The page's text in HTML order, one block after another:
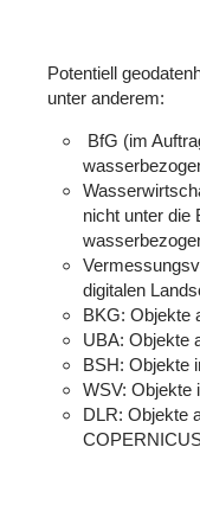
Potentiell
unter anderem:
BfG (im
nicht unter die
digitalen
BKG: Objekte
UBA: Objekte
BSH: Objekte
WSV: Objekte
DLR: Objekte